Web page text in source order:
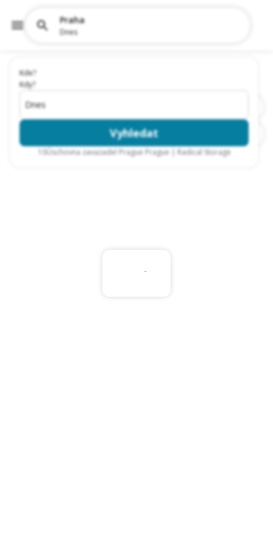
Kde?
Kdy?
Dnes
Vyhledat
10Úschovna zavazadel Prague Prague | Radical Storage
Praha
Dnes